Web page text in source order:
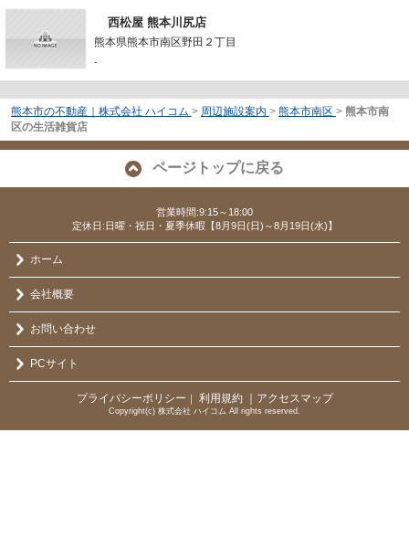
西松屋 熊本川尻店
熊本県熊本市南区野田２丁目
-
熊本市の不動産｜株式会社 ハイコム > 周辺施設案内 > 熊本市南区 > 熊本市南
区の生活雑貨店
ページトップに戻る
営業時間:9:15～18:00
定休日:日曜・祝日・夏季休暇【8月9日(日)～8月19日(水)】
ホーム
会社概要
お問い合わせ
PCサイト
プライバシーポリシー ｜ 利用規約 ｜アクセスマップ
Copyright(c) 株式会社 ハイコム All rights reserved.